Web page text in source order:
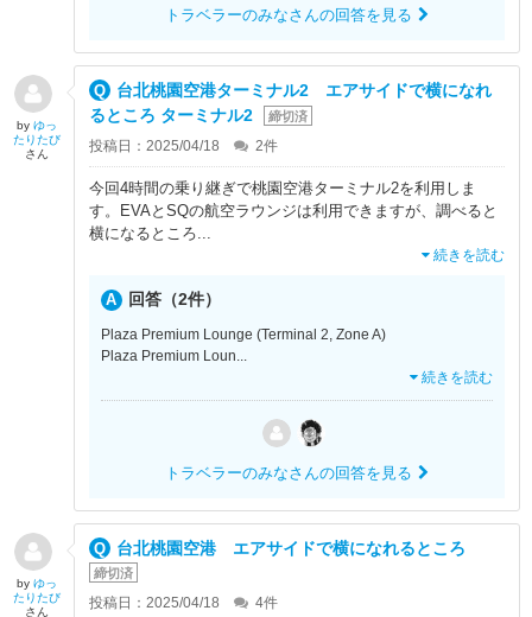
トラベラーのみなさんの回答を見る
台北桃園空港ターミナル2 エアサイドで横になれ
るところ ターミナル2
締切済
投稿日：2025/04/18 2件
今回4時間の乗り継ぎで桃園空港ターミナル2を利用しま
す。EVAとSQの航空ラウンジは利用できますが、調べると
横になるところ
続きを読む
回答（2件）
Plaza Premium Lounge (Terminal 2, Zone A)
Plaza Premium Loun
続きを読む
トラベラーのみなさんの回答を見る
by ゆっ
たりたび
さん
台北桃園空港 エアサイドで横になれるところ
締切済
投稿日：2025/04/18 4件
by ゆっ
たりたび
さん